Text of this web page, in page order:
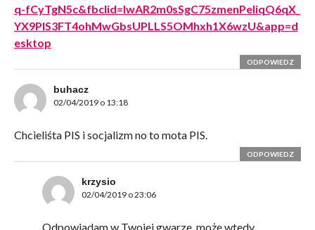
q-fCyTgN5c&fbclid=IwAR2m0sSgC75zmenPeliqQ6qX_
YX9PlS3FT4ohMwGbsUPLLS5OMhxh1X6wzU&app=d
esktop
ODPOWIEDZ
buhacz
02/04/2019 o 13:18
Chcieliśta PIS i socjalizm no to mota PIS.
ODPOWIEDZ
krzysio
02/04/2019 o 23:06
Odpowiadam w Twojej gwarze, może wtedy